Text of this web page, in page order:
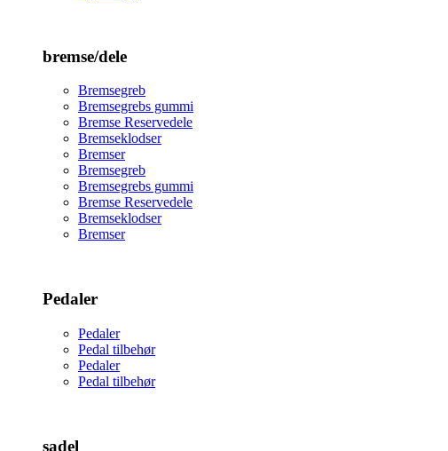
bremse/dele
Bremsegreb
Bremsegrebs gummi
Bremse Reservedele
Bremseklodser
Bremser
Bremsegreb
Bremsegrebs gummi
Bremse Reservedele
Bremseklodser
Bremser
Pedaler
Pedaler
Pedal tilbehør
Pedaler
Pedal tilbehør
sadel